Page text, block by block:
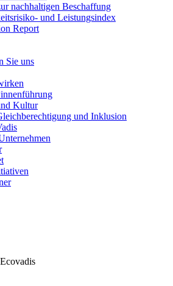
nachhaltigen Beschaffung
und Leistungsindex
Report
Sie uns
Kultur
und Inklusion